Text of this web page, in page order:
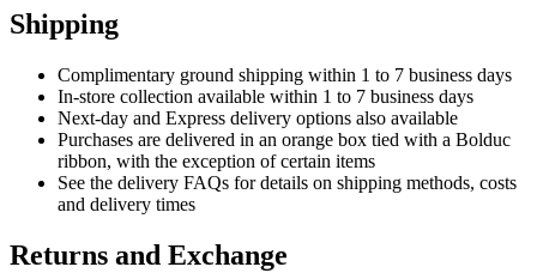
Shipping
Complimentary ground shipping within 1 to 7 business days
In-store collection available within 1 to 7 business days
Next-day and Express delivery options also available
Purchases are delivered in an orange box tied with a Bolduc
ribbon, with the exception of certain items
See the delivery FAQs for details on shipping methods, costs
and delivery times
Returns and Exchange